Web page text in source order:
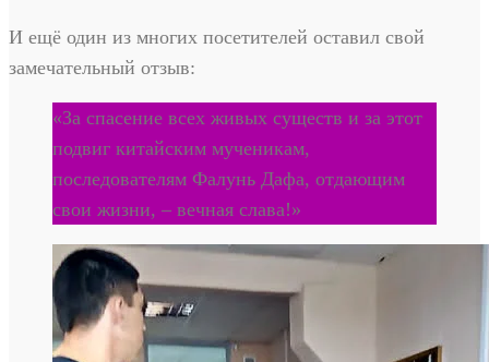
И ещё один из многих посетителей оставил свой
замечательный отзыв:
«За спасение всех живых существ и за этот
подвиг китайским мученикам,
последователям Фалунь Дафа, отдающим
свои жизни, – вечная слава!»